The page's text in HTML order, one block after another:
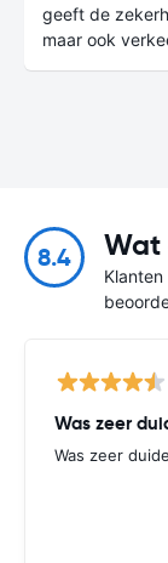
geeft de
maar ook
8.4 Wat
Was zeer
Was zeer